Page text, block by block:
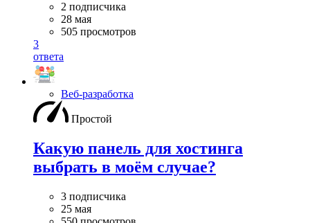
2 подписчика
28 мая
505 просмотров
3
ответа
Веб-разработка
Простой
Какую панель для хостинга
выбрать в моём случае?
3 подписчика
25 мая